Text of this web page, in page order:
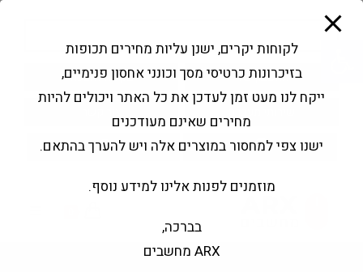
פתח סרגל נגישות
Products
search
החשבון שלי בקשה להצעה
לקוחות יקרים, ישנן עליות מחירים תכופות
בזיכרונות כרטיסי מסך וכונני אחסון פנימיים,
ייקח לנו מעט זמן לעדכן את כל האתר ויכולים להיות
מחירים שאינם מעודכנים
ישנו צפי למחסור במוצרים אלה ויש להערך בהתאם.
מוזמנים לפנות אלינו למידע נוסף.
בברכה,
ARX מחשבים